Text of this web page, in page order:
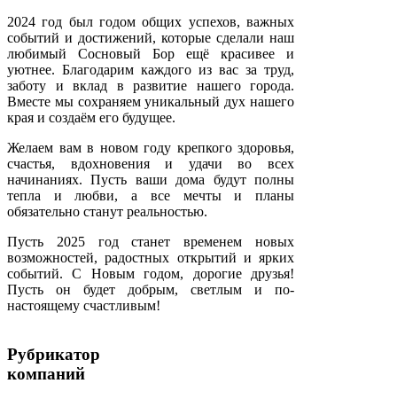
2024 год был годом общих успехов, важных
событий и достижений, которые сделали наш
любимый Сосновый Бор ещё красивее и
уютнее. Благодарим каждого из вас за труд,
заботу и вклад в развитие нашего города.
Вместе мы сохраняем уникальный дух нашего
края и создаём его будущее.
Желаем вам в новом году крепкого здоровья,
счастья, вдохновения и удачи во всех
начинаниях. Пусть ваши дома будут полны
тепла и любви, а все мечты и планы
обязательно станут реальностью.
Пусть 2025 год станет временем новых
возможностей, радостных открытий и ярких
событий. С Новым годом, дорогие друзья!
Пусть он будет добрым, светлым и по-
настоящему счастливым!
Рубрикатор
компаний